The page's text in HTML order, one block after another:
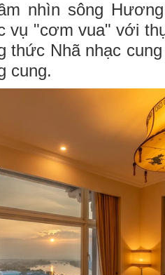
nhìn sông
vụ "cơm vua" với
thức Nhã nhạc
cung.